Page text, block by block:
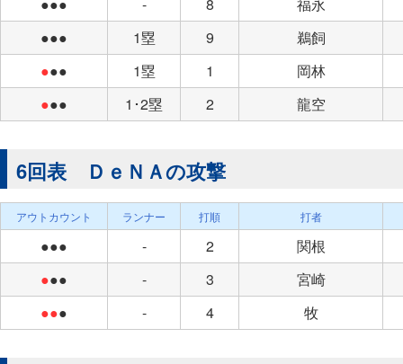
●●●
1塁 9
鵜飼
●●● 1塁 1
岡林
●●● 1･2塁 2 龍空
6回表 ＤｅＮＡの攻撃
アウトカウント ランナー 打順 打者
●●● - 2
関根
●●● - 3
宮崎
●●● - 4 牧